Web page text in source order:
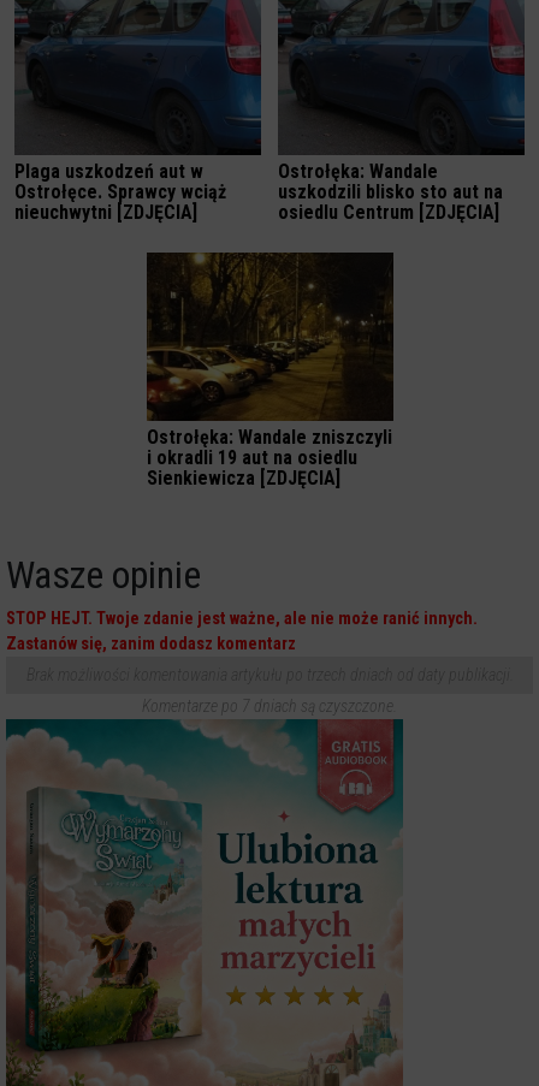
Plaga uszkodzeń aut w
Ostrołęce. Sprawcy wciąż
nieuchwytni [ZDJĘCIA]
Ostrołęka: Wandale
uszkodzili blisko sto aut na
osiedlu Centrum [ZDJĘCIA]
Ostrołęka: Wandale zniszczyli
i okradli 19 aut na osiedlu
Sienkiewicza [ZDJĘCIA]
Wasze opinie
STOP HEJT. Twoje zdanie jest ważne, ale nie może ranić innych.
Zastanów się, zanim dodasz komentarz
Komentarze po 7 dniach są czyszczone.